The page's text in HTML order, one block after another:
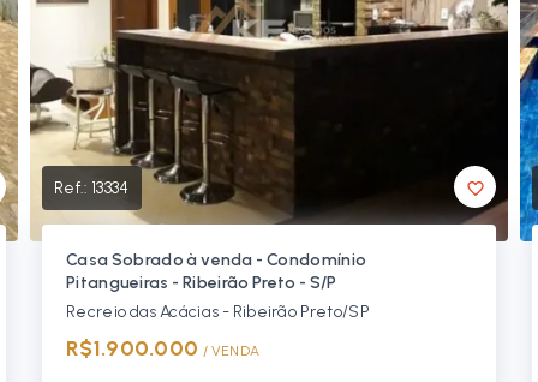
Ref.: 13334
Casa Sobrado à venda - Condomínio
Pitangueiras - Ribeirão Preto - S/P
Recreio das Acácias - Ribeirão Preto/SP
R$1.900.000 / VENDA